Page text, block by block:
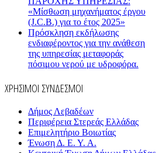
«Μίσθωση μηχανήματος έργου
(J.C.B.) για το έτος 2025»
Πρόσκληση εκδήλωσης
ενδιαφέροντος για την ανάθεση
της υπηρεσίας μεταφοράς
πόσιμου νερού με υδροφόρα.
ΧΡΗΣΙΜΟΙ ΣΥΝΔΕΣΜΟΙ
Δήμος Λεβαδέων
Περιφέρεια Στερεάς Ελλάδας
Επιμελητήριο Βοιωτίας
Ένωση Δ. Ε. Υ. Α.